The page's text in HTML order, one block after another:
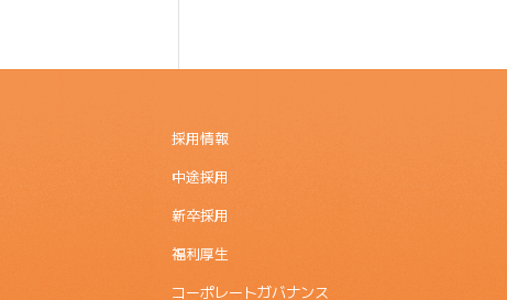
採用情報
中途採用
新卒採用
福利厚生
コーポレートガバナンス